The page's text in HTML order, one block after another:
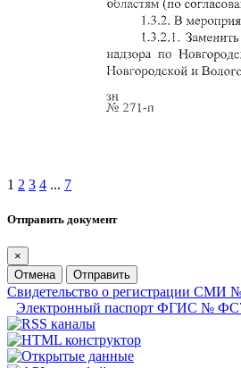
1 2 3 4 ... 7
Отправить документ
×
Отмена
Отправить
Свидетельство о регистрации СМИ
Электронный паспорт ФГИС №